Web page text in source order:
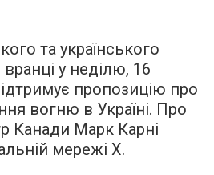
та українського
вранці у неділю, 16
пропозицію про
вогню в Україні. Про
Канади Марк Карні
мережі Х.